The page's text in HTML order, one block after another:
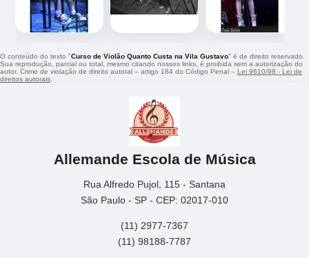
O conteúdo do texto "Curso de Violão Quanto Custa na Vila Gustavo" é de direito reservado.
Sua reprodução, parcial ou total, mesmo citando nossos links, é proibida sem a autorização do
autor. Crime de violação de direito autoral – artigo 184 do Código Penal – Lei 9610/98 - Lei de
direitos autorais
Allemande Escola de Música
Rua Alfredo Pujol, 115 - Santana
São Paulo - SP - CEP: 02017-010
(11) 2977-7367
(11) 98188-7787